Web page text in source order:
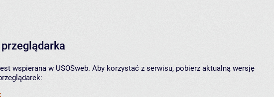
wspierana w USOSweb. Aby korzystać z serwisu, pobierz aktualną wersję